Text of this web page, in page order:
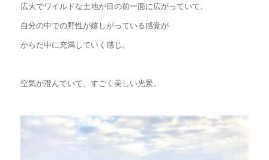
広大でワイルドな土地が目の前一面に広がっていて、
自分の中での野性が嬉しがっている感覚が
からだ中に充満していく感じ。
空気が澄んでいて、すごく美しい光景。